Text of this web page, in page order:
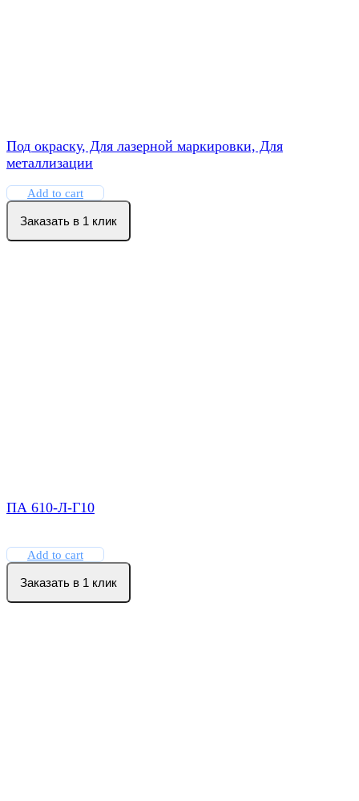
Под окраску, Для лазерной маркировки, Для
металлизации
Add to cart
Заказать в 1 клик
ПА 610-Л-Г10
Add to cart
Заказать в 1 клик